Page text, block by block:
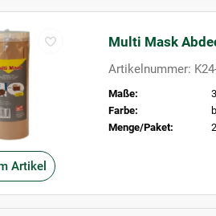
Artikel
Multi Mask
Artikelnummer:
Maße:
Farbe:
Menge/Paket: